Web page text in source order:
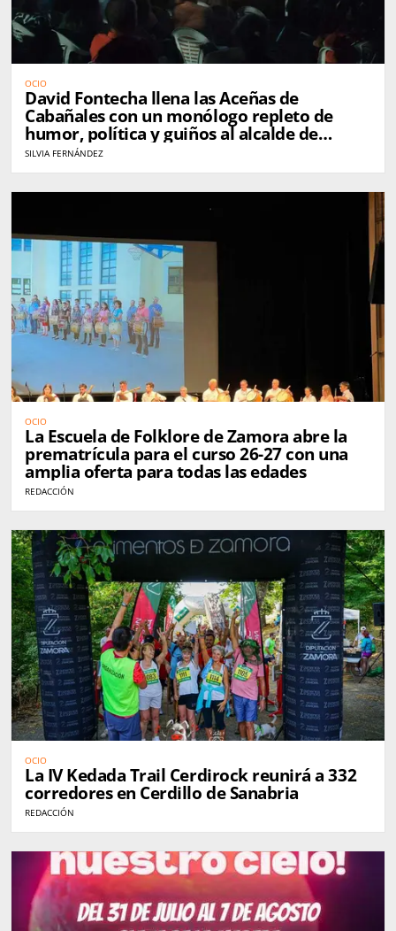
OCIO
David Fontecha llena las Aceñas de
Cabañales con un monólogo repleto de
humor, política y guiños al alcalde de
Zamora
SILVIA FERNÁNDEZ
OCIO
La Escuela de Folklore de Zamora abre la
prematrícula para el curso 26-27 con una
amplia oferta para todas las edades
REDACCIÓN
OCIO
La IV Kedada Trail Cerdirock reunirá a 332
corredores en Cerdillo de Sanabria
REDACCIÓN